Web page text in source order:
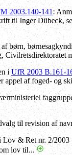
2003.140-141:
til Inger Dübeck,
børn,
Civilretsdirektoratet
iUfR 2003 B.161-
appel af foged- og
til revision af
Lov & Ret nr. 2/2003
lov til...